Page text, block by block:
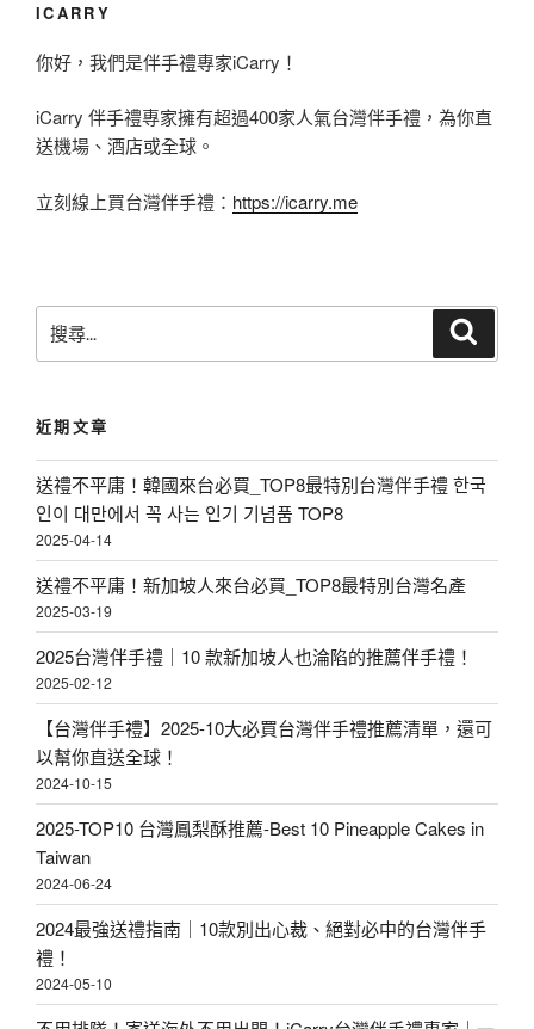
ICARRY
你好，我們是伴手禮專家iCarry！
iCarry 伴手禮專家擁有超過400家人氣台灣伴手禮，為你直
送機場、酒店或全球。
立刻線上買台灣伴手禮： https://icarry.me
尋
字
:
近期文章
送禮不平庸！韓國來台必買_TOP8最特別台灣伴手禮 한국
인이 대만에서 꼭 사는 인기 기념품 TOP8
2025-04-14
送禮不平庸！新加坡人來台必買_TOP8最特別台灣名產
2025-03-19
2025台灣伴手禮｜10 款新加坡人也淪陷的推薦伴手禮！
2025-02-12
【台灣伴手禮】2025-10大必買台灣伴手禮推薦清單，還可
以幫你直送全球！
2024-10-15
2025-TOP10 台灣鳳梨酥推薦-Best 10 Pineapple Cakes in
Taiwan
2024-06-24
2024最強送禮指南｜10款別出心裁、絕對必中的台灣伴手
禮！
2024-05-10